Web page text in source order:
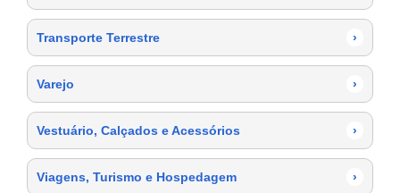
Transporte Terrestre ›
Varejo ›
Vestuário, Calçados e Acessórios ›
Viagens, Turismo e Hospedagem ›